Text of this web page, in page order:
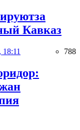
Кавказ
18:11 788